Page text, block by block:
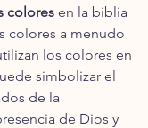
colores en la biblia
colores a menudo
los colores en
simbolizar el
de la
de Dios y